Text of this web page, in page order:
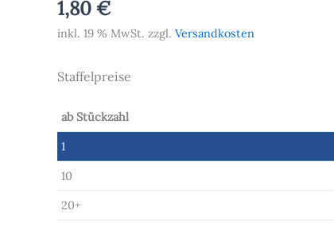
1,80€
inkl. 19 % MwSt. zzgl. Versandkosten
Staffelpreise
ab Stückzahl
1
10
20+